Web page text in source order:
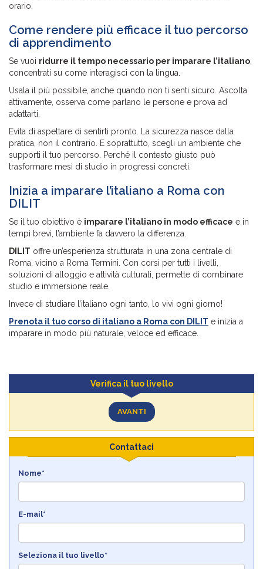
orario.
Come rendere più efficace il tuo percorso
di apprendimento
Se vuoi ridurre il tempo necessario per imparare l’italiano
concentrati su come interagisci con la lingua.
Usala il più possibile, anche quando non ti senti sicuro. Ascolta
attivamente, osserva come parlano le persone e prova ad
adattarti.
Evita di aspettare di sentirti pronto. La sicurezza nasce dalla
pratica, non il contrario. E soprattutto, scegli un ambiente che
supporti il tuo percorso. Perché il contesto giusto può
trasformare mesi di studio in progressi concreti.
Inizia a imparare l’italiano a Roma con
DILIT
Se il tuo obiettivo è imparare l’italiano in modo efficace e in
tempi brevi, l’ambiente fa davvero la differenza.
DILIT offre un’esperienza strutturata in una zona centrale di
Roma, vicino a Roma Termini. Con corsi per tutti i livelli,
soluzioni di alloggio e attività culturali, permette di combinare
studio e immersione reale.
Invece di studiare l’italiano ogni tanto, lo vivi ogni giorno!
Prenota il tuo corso di italiano a Roma con DILIT e inizia a
imparare in modo più naturale, veloce ed efficace.
Verifica il tuo livello
AVANTI
Contattaci
Nome*
E-mail*
Seleziona il tuo livello*